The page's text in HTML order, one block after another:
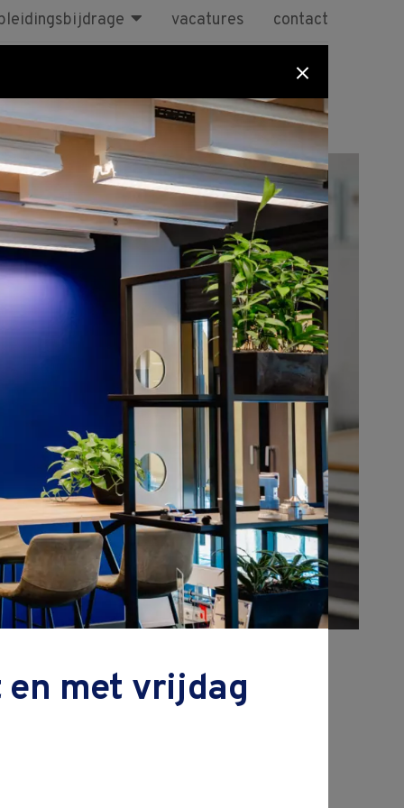
vacatures contact
BBL Maatwerk
en met vrijdag